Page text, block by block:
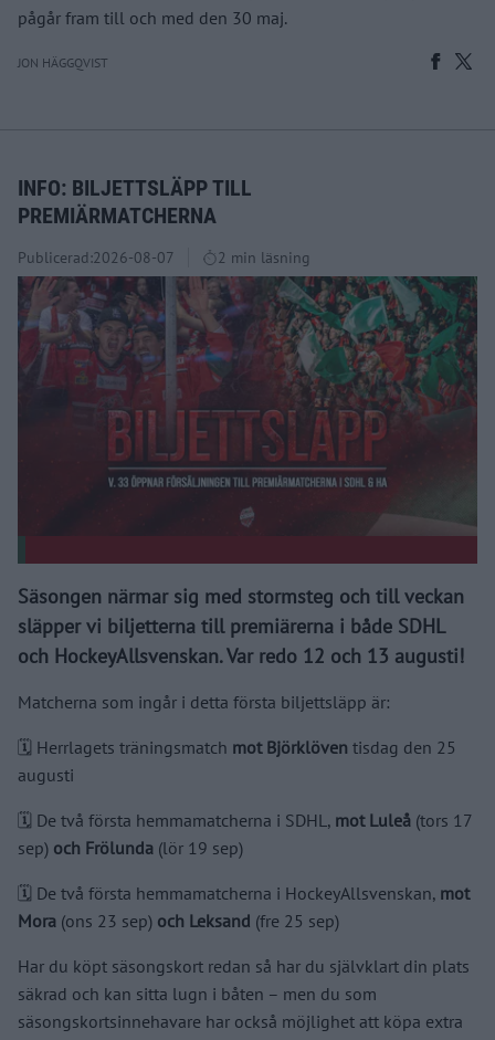
pågår fram till och med den 30 maj.
JON HÄGGQVIST
INFO: BILJETTSLÄPP TILL
PREMIÄRMATCHERNA
Publicerad:2026-08-07 2 min läsning
Säsongen närmar sig med stormsteg och till veckan
släpper vi biljetterna till premiärerna i både SDHL
och HockeyAllsvenskan. Var redo 12 och 13 augusti!
Matcherna som ingår i detta första biljettsläpp är:
🗓️ Herrlagets träningsmatch mot Björklöven tisdag den 25
augusti
🗓️ De två första hemmamatcherna i SDHL, mot Luleå (tors 17
sep) och Frölunda (lör 19 sep)
🗓️ De två första hemmamatcherna i HockeyAllsvenskan, mot
Mora (ons 23 sep) och Leksand (fre 25 sep)
Har du köpt säsongskort redan så har du självklart din plats
säkrad och kan sitta lugn i båten – men du som
säsongskortsinnehavare har också möjlighet att köpa extra